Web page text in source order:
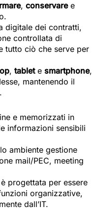
, conservaree
digitale dei contratti,
controllata di
tutto ciò che serve per
, tablete smartphone,
mantenendo il
e memorizzati in
informazioni sensibili
ambiente gestione
mail/PEC, meeting
progettata per essere
organizzative,
dall’IT.